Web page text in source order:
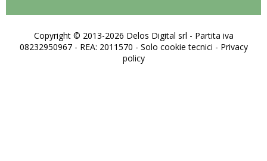
Copyright © 2013-2026 Delos Digital srl - Partita iva
08232950967 - REA: 2011570 - Solo cookie tecnici - Privacy
policy